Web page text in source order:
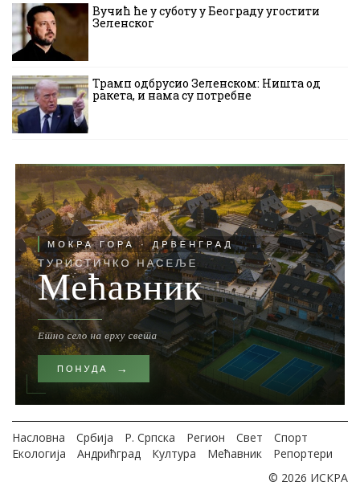
Вучић ће у суботу у Београду угостити
Зеленског
Трамп одбрусио Зеленском: Ништа од
ракета, и нама су потребне
Насловна Србија Р. Српска Регион Свет
Спорт
Екологија
Андрићград Култура Мећавник
Репортери
© 2026 ИСКРА